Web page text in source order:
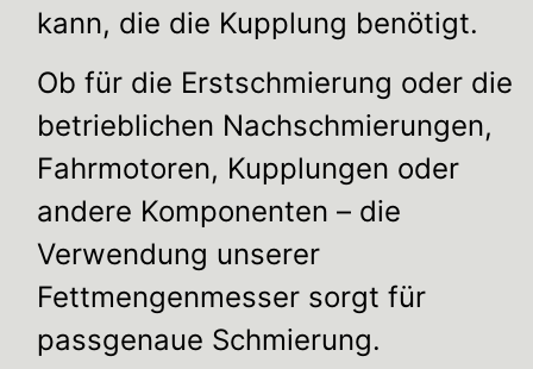
kann, die die Kupplung benötigt.
Ob für die Erstschmierung oder die
betrieblichen Nachschmierungen,
Fahrmotoren, Kupplungen oder
andere Komponenten – die
Verwendung unserer
Fettmengenmesser sorgt für
passgenaue Schmierung.